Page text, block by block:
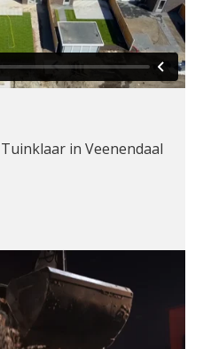
in Veenendaal